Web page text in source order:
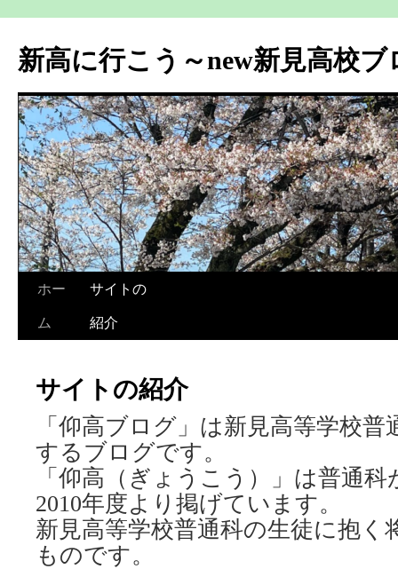
新高に行こう～new新見高校ブ
ホー
ム
サイトの
紹介
サイトの紹介
「仰高ブログ」は新見高等学校
するブログです。
「仰高（ぎょうこう）」は普通
2010年度より掲げています。
新見高等学校普通科の生徒に抱く
ものです。